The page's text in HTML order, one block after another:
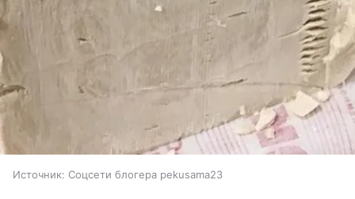
Источник: Соцсети блогера pekusama23